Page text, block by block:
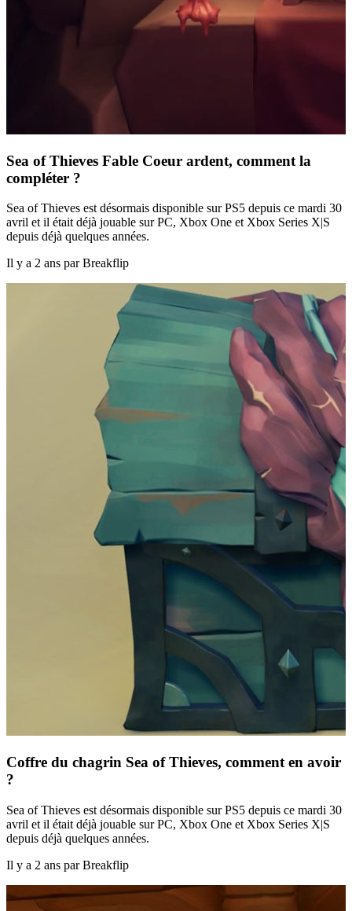
Sea of Thieves Fable Coeur ardent, comment la
compléter ?
Sea of Thieves est désormais disponible sur PS5 depuis ce mardi 30
avril et il était déjà jouable sur PC, Xbox One et Xbox Series X|S
depuis déjà quelques années.
Il y a 2 ans par Breakflip
Coffre du chagrin Sea of Thieves, comment en avoir
?
Sea of Thieves est désormais disponible sur PS5 depuis ce mardi 30
avril et il était déjà jouable sur PC, Xbox One et Xbox Series X|S
depuis déjà quelques années.
Il y a 2 ans par Breakflip